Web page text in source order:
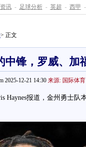
讯 - 足球分析 - 英超 - 西甲 -
> 正文
中锋，罗威、加
2025-12-21 14:30 来源: 国际体育
报道，金州勇士队